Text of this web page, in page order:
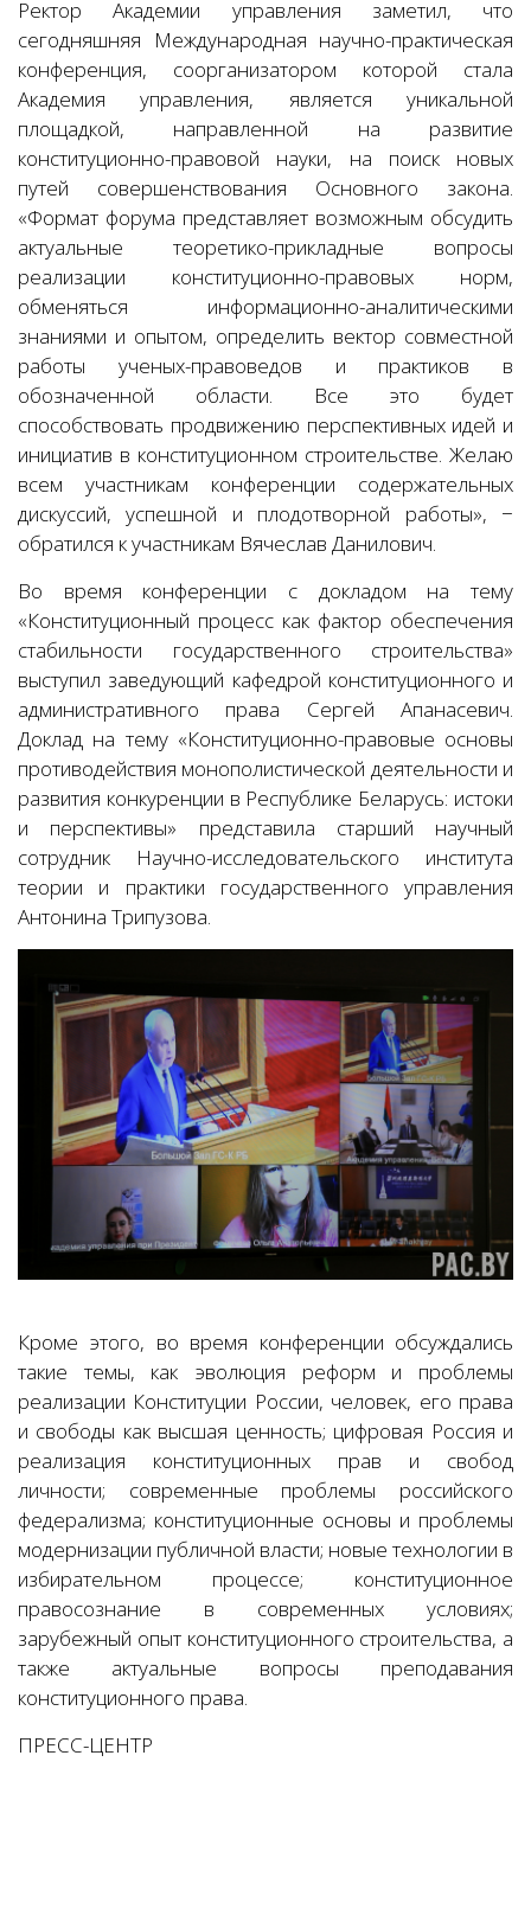
Ректор Академии управления заметил, что
сегодняшняя Международная научно-практическая
конференция, соорганизатором которой стала
Академия управления, является уникальной
площадкой, направленной на развитие
конституционно-правовой науки, на поиск новых
путей совершенствования Основного закона.
«Формат форума представляет возможным обсудить
актуальные теоретико-прикладные вопросы
реализации конституционно-правовых норм,
обменяться информационно-аналитическими
знаниями и опытом, определить вектор совместной
работы ученых-правоведов и практиков в
обозначенной области. Все это будет
способствовать продвижению перспективных идей и
инициатив в конституционном строительстве. Желаю
всем участникам конференции содержательных
дискуссий, успешной и плодотворной работы», −
обратился к участникам Вячеслав Данилович.
Во время конференции с докладом на тему
«Конституционный процесс как фактор обеспечения
стабильности государственного строительства»
выступил заведующий кафедрой конституционного и
административного права Сергей Апанасевич.
Доклад на тему «Конституционно-правовые основы
противодействия монополистической деятельности и
развития конкуренции в Республике Беларусь: истоки
и перспективы» представила старший научный
сотрудник Научно-исследовательского института
теории и практики государственного управления
Антонина Трипузова.
Кроме этого, во время конференции обсуждались
такие темы, как эволюция реформ и проблемы
реализации Конституции России, человек, его права
и свободы как высшая ценность; цифровая Россия и
реализация конституционных прав и свобод
личности; современные проблемы российского
федерализма; конституционные основы и проблемы
модернизации публичной власти; новые технологии в
избирательном процессе; конституционное
правосознание в современных условиях;
зарубежный опыт конституционного строительства, а
также актуальные вопросы преподавания
конституционного права.
ПРЕСС-ЦЕНТР